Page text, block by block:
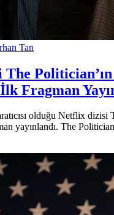
Tan
Politician’ın
Fragman
olduğu Netflix dizisi
yayınlandı. The